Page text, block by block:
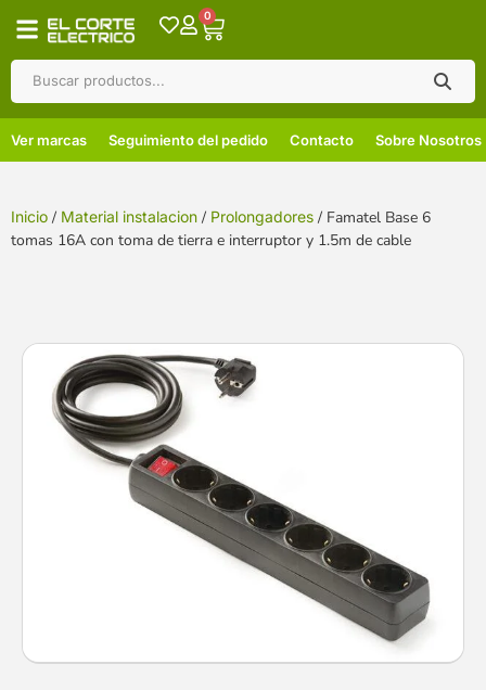
0
Ver marcas Seguimiento del pedido Contacto Sobre Nosotros
Inicio / Material instalacion / Prolongadores / Famatel Base 6
tomas 16A con toma de tierra e interruptor y 1.5m de cable